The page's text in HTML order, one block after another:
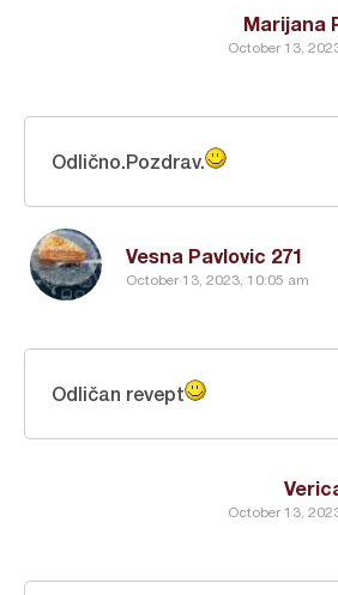
Marijana
October 13,
Vesna Pavlovic 271
October 13, 2023, 10:05 am
Odlično.Pozdrav.
October 13,
Odličan revept